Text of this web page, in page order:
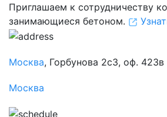
Приглашаем к сотрудничеству
занимающиеся бетоном.
Москва, Горбунова 2с3, оф. 423в
Москва